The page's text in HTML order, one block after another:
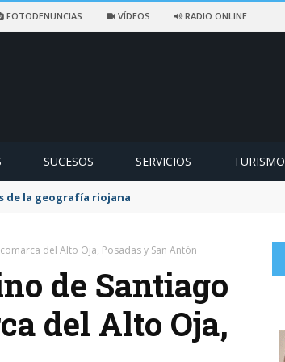
FOTODENUNCIAS VÍDEOS RADIO ONLINE
SUCESOS SERVICIOS TURISMO
de la geografía riojana
del Alto Oja, Posadas y San Antón
de Santiago
del Alto Oja,